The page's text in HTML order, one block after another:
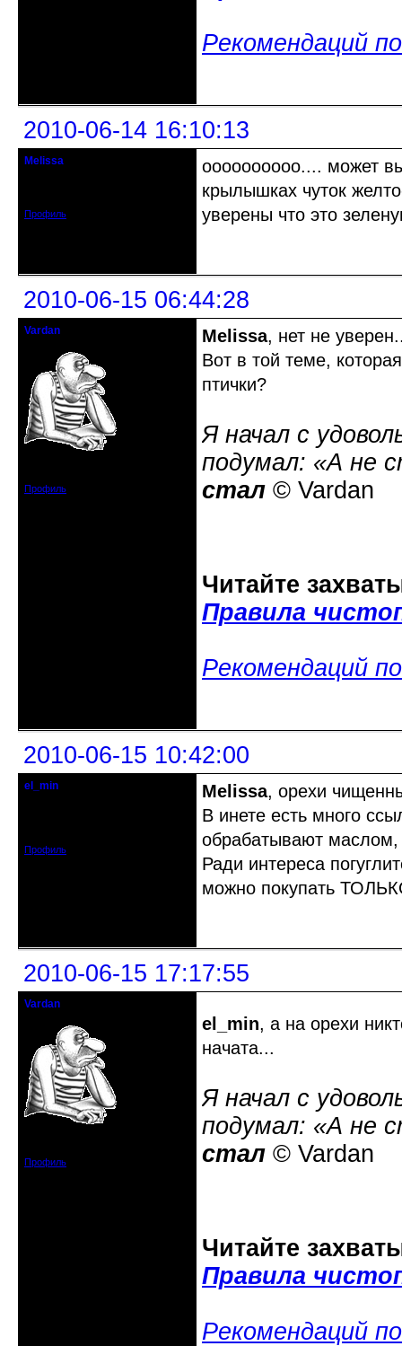
Рекомендаций
2010-06-14 16:10:13
Melissa
Профиль
оооооооооо.... может
крылышках чуток
уверены что это
2010-06-15 06:44:28
Vardan
Профиль
Melissa, нет не
Вот в той теме,
птички?
Я начал с
подумал: «А не
стал © Vardan
Читайте
Правила
Рекомендаций
2010-06-15 10:42:00
el_min
Профиль
Melissa, орехи
В инете есть много
обрабатывают маслом,
Ради интереса
можно покупать
2010-06-15 17:17:55
Vardan
Профиль
el_min, а на орехи
начата...
Я начал с
подумал: «А не
стал © Vardan
Читайте
Правила
Рекомендаций